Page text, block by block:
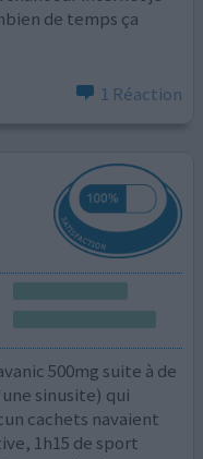
de temps ça
1 Réaction
500mg suite à de
sinusite) qui
cachets navaient
1h15 de sport